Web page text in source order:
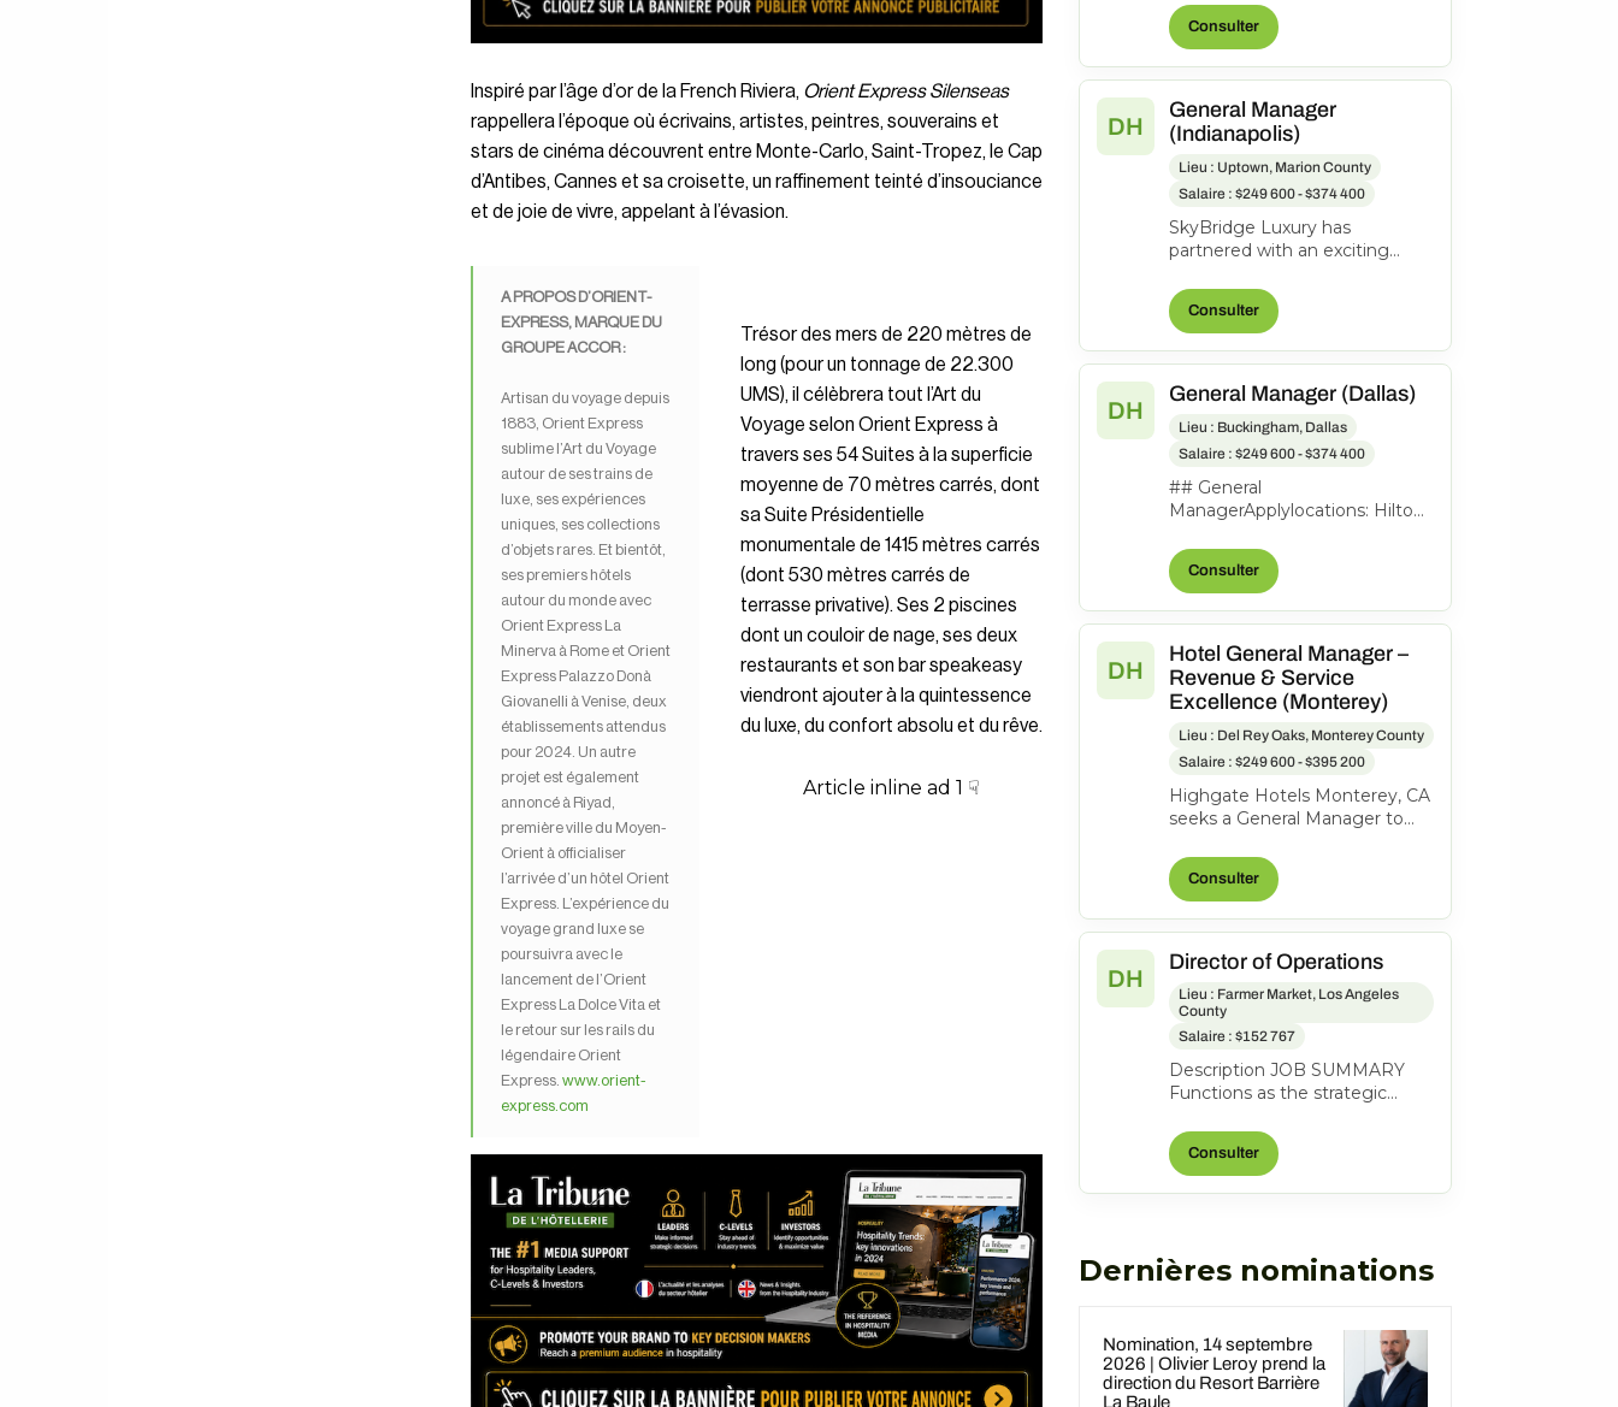
Inspiré par l’âge d’or de la French Riviera, Orient Express Silenseas
rappellera l’époque où écrivains, artistes, peintres, souverains et
stars de cinéma découvrent entre Monte-Carlo, Saint-Tropez, le Cap
d’Antibes, Cannes et sa croisette, un raffinement teinté d’insouciance
et de joie de vivre, appelant à l’évasion.
A PROPOS D’ORIENT-
EXPRESS, MARQUE DU
GROUPE ACCOR :
Artisan du voyage depuis
1883, Orient Express
sublime l’Art du Voyage
autour de ses trains de
luxe, ses expériences
uniques, ses collections
d’objets rares. Et bientôt,
ses premiers hôtels
autour du monde avec
Orient Express La
Minerva à Rome et Orient
Express Palazzo Donà
Giovanelli à Venise, deux
établissements attendus
pour 2024. Un autre
projet est également
annoncé à Riyad,
première ville du Moyen-
Orient à officialiser
l’arrivée d’un hôtel Orient
Express. L’expérience du
voyage grand luxe se
poursuivra avec le
lancement de l’Orient
Express La Dolce Vita et
le retour sur les rails du
légendaire Orient
Express. www.orient-
express.com
Trésor des mers de 220 mètres de
long (pour un tonnage de 22.300
UMS), il célèbrera tout l’Art du
Voyage selon Orient Express à
travers ses 54 Suites à la superficie
moyenne de 70 mètres carrés, dont
sa Suite Présidentielle
monumentale de 1415 mètres carrés
(dont 530 mètres carrés de
terrasse privative). Ses 2 piscines
dont un couloir de nage, ses deux
restaurants et son bar speakeasy
viendront ajouter à la quintessence
du luxe, du confort absolu et du rêve.
Article inline ad 1 ☟
or “CPH”), the investment firm
behind...
Consulter
DH
General Manager
(Indianapolis)
Lieu : Uptown, Marion County
Salaire : $249 600 - $374 400
SkyBridge Luxury has
partnered with an exciting
exceptional General Manager
to lead th...
Consulter
DH
General Manager (Dallas)
Lieu : Buckingham, Dallas
Salaire : $249 600 - $374 400
## General
ManagerApplylocations: Hilton
Downtowntime type: Full
timeposted on: Posted
Consulter
DH
Hotel General Manager –
Revenue & Service
Excellence (Monterey)
Lieu : Del Rey Oaks, Monterey County
Salaire : $249 600 - $395 200
Highgate Hotels Monterey, CA
seeks a General Manager to
profitability through revenue
grow...
Consulter
DH
Director of Operations
Lieu : Farmer Market, Los Angeles
County
Salaire : $152 767
Description JOB SUMMARY
Functions as the strategic
property's Hotel Operations.
Areas of respo...
Consulter
Dernières nominations
Nomination, 14 septembre
2026 | Olivier Leroy prend la
direction du Resort Barrière
La Baule